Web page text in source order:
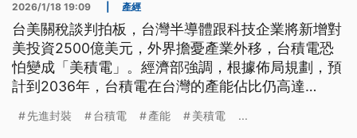
2026/1/18 19:09 產經
台美關稅談判拍板，台灣半導體跟科技企業將新增對
美投資2500億美元，外界擔憂產業外移，台積電恐
怕變成「美積電」。經濟部強調，根據佈局規劃，預
計到2036年，台積電在台灣的產能佔比仍高達
先進封裝 台積電 產能 美積電 ...